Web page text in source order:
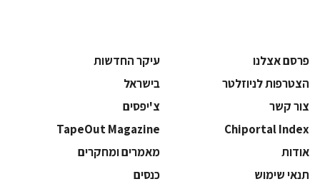
פרסם אצלנו
עיקר החדשות
הצטרפות לניוזלטר
בישראל
צור קשר
צ'יפסים
Chiportal Index
TapeOut Magazine
אודות
מאמרים ומחקרים
תנאי שימוש
כנסים